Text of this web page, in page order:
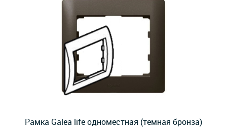
Рамка Galea life одноместная (темная бронза)